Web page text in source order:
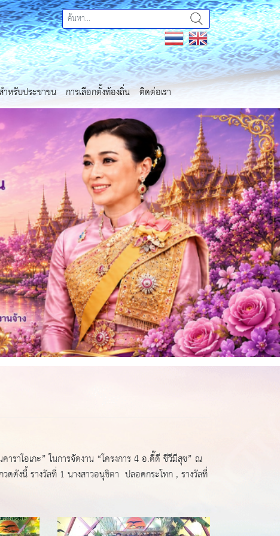
หรับประชาชน การเลือกตั้งท้องถิ่น ติดต่อเรา
Next
ราโอเกะ” ในการจัดงาน “โครงการ 4 อ.ดี๊ดี ชีวีมีสุข” ณ
ดดังนี้ รางวัลที่ 1 นางสาวอนุชิตา ปลอดกระโทก , รางวัลที่